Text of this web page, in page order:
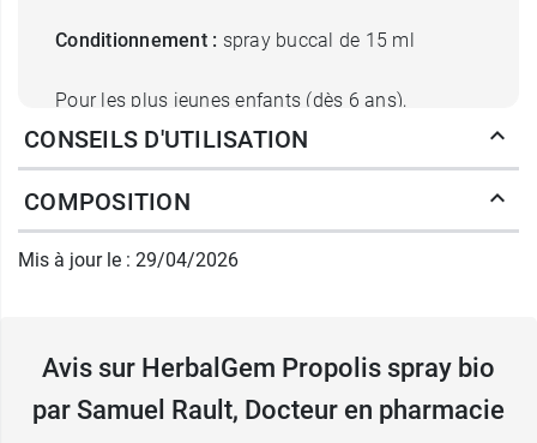
Conditionnement : spray buccal de 15 ml
Pour les plus jeunes enfants (dès 6 ans),
Herbalgem a développé desgommes à base de
Fabricant
HERBALGEM
+32 (0)80 41 81 54
CONSEILS D'UTILISATION
COMPOSITION
Mis à jour le : 29/04/2026
Avis sur HerbalGem Propolis spray bio
par Samuel Rault, Docteur en pharmacie